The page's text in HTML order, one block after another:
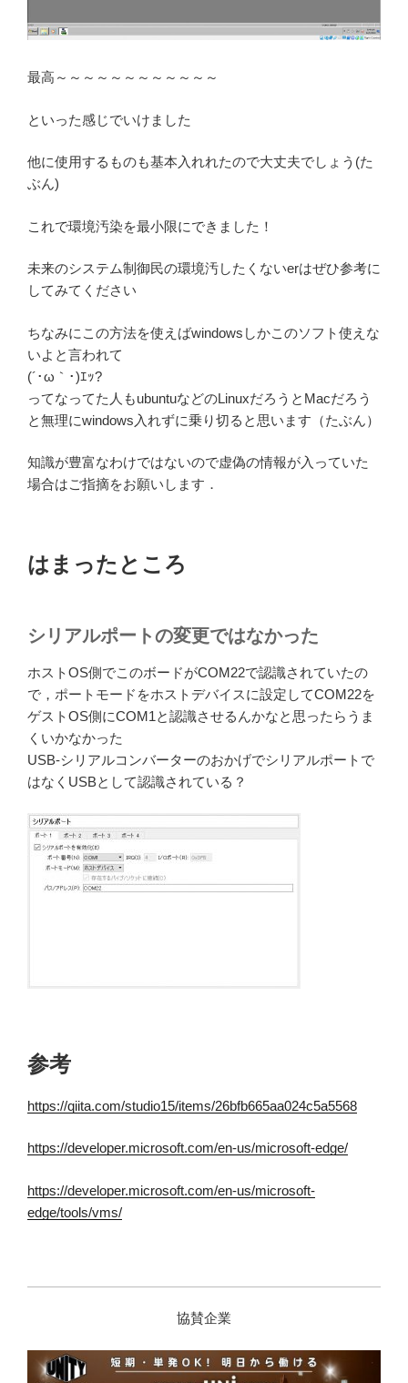
最高～～～～～～～～～～～～
といった感じでいけました
他に使用するものも基本入れれたので大丈夫でしょう(た
ぶん)
これで環境汚染を最小限にできました！
未来のシステム制御民の環境汚したくないerはぜひ参考に
してみてください
ちなみにこの方法を使えばwindowsしかこのソフト使えな
いよと言われて
(´･ω｀･)ｴｯ?
ってなってた人もubuntuなどのLinuxだろうとMacだろう
と無理にwindows入れずに乗り切ると思います（たぶん）
知識が豊富なわけではないので虚偽の情報が入っていた
場合はご指摘をお願いします．
はまったところ
シリアルポートの変更ではなかった
ホストOS側でこのボードがCOM22で認識されていたの
で，ポートモードをホストデバイスに設定してCOM22を
ゲストOS側にCOM1と認識させるんかなと思ったらうま
くいかなかった
USB-シリアルコンバーターのおかげでシリアルポートで
はなくUSBとして認識されている？
参考
https://qiita.com/studio15/items/26bfb665aa024c5a5568
https://developer.microsoft.com/en-us/microsoft-edge/
https://developer.microsoft.com/en-us/microsoft-
edge/tools/vms/
協賛企業